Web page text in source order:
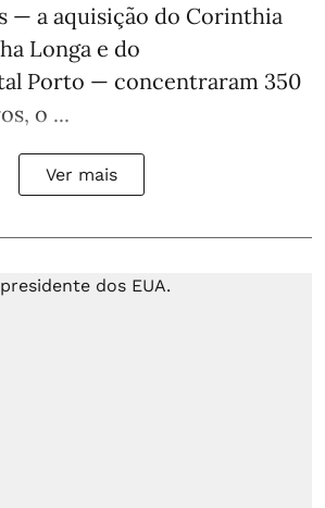
— a aquisição do Corinthia
Longa e do
Porto — concentraram 350
o ...
Ver mais